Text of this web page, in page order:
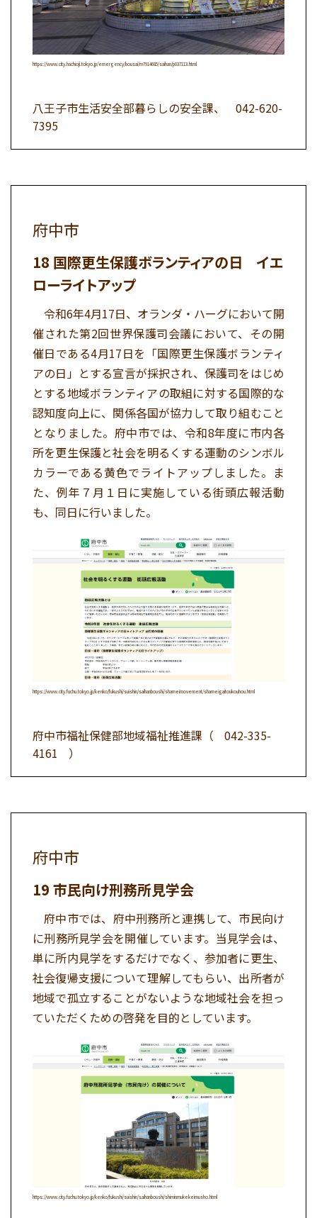
https://www.city.hachioji.tokyo.jp/emergency/bousai/m7914685/saihan/p037113.html
八王子市生活安全部暮らしの安全課、
042-620-
7395
府中市
国際更生保護ボランティアの日 イエ
ローライトアップ
令和6年4月17日、オランダ・ハーグにおいて開
催された第2回世界保護司会議において、その開
催日である4月17日を「国際更生保護ボランティ
アの日」とする宣言が採択され、保護司をはじめ
とする地域ボランティアの取組に対する国際的な
認知度向上に、関係各国が協力して取り組むこと
となりました。府中市では、令和8年度に市内各
所を更生保護と社会を明るくする運動のシンボル
カラーである黄色でライトアップしました。ま
た、例年７月１日に実施している街頭広報活動
も、同日に行いました。
https://www.city.fuchu.tokyo.jp/kenko/fukushi/suishin/saihanboushi/shameimovement/shameigaitoukouhou.html
府中市福祉保健部地域福祉推進課（
042-335-
4161
）
府中市
市民向け刑務所見学会
府中市では、府中刑務所と連携して、市民向け
に刑務所見学会を開催しています。当見学会は、
単に所内見学をするだけでなく、参加者に更生、
社会復帰支援について理解してもらい、出所者が
地域で孤立することがないような地域社会を担っ
ていただくための啓発を目的としています。
https://www.city.fuchu.tokyo.jp/kenko/fukushi/suishin/saihanboushi/shiminmukekeimusho.html